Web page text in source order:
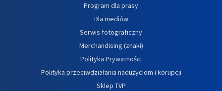
Program dla prasy
Dla mediów
Serwis fotograficzny
Merchandising (znaki)
Polityka Prywatności
Polityka przeciwdziałania nadużyciom i korupcji
Sklep TVP